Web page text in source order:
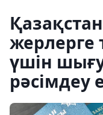
жерлерге
үшін
рәсімдеу